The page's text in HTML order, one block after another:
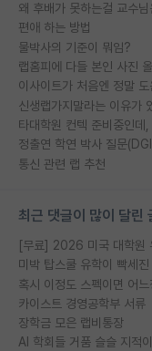
편애 하는 방법
물박사의 기준이 뭐임?
랩홈피에 다들 본인 사진
이사이트가 처음엔 정말 도
신생랩가지말라는 이유가
정출연 학연 박사 질문
통신 관련 랩 추천
최근 댓글이 많이 달린
미박 탑스쿨 유학이 빡세
혹시 이정도 스펙이면 어
카이스트 경영공학부 서류
장학금 모은 랩비통장
AI 학회들 거품 슬슬 지적